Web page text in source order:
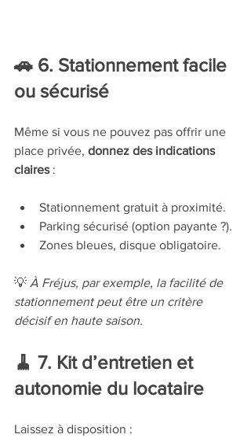
🚗 6. Stationnement facile
ou sécurisé
Même si vous ne pouvez pas offrir une
place privée, donnez des indications
claires :
Stationnement gratuit à proximité.
Parking sécurisé (option payante ?).
Zones bleues, disque obligatoire.
💡 À Fréjus, par exemple, la facilité de
stationnement peut être un critère
décisif en haute saison.
🧹 7. Kit d’entretien et
autonomie du locataire
Laissez à disposition :